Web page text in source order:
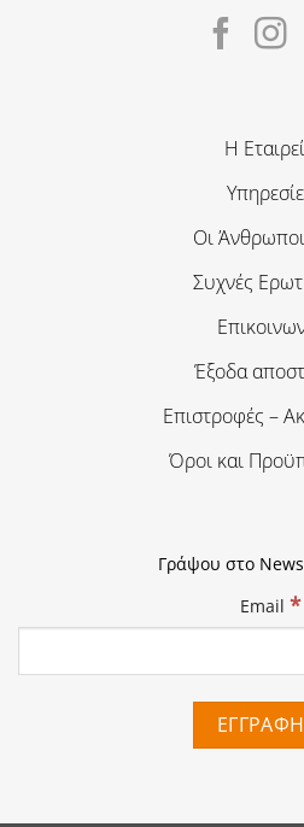
Η
Οι
Συχνές
Έξοδα
Επιστροφές –
Όροι και
Γράψου στο
Email *